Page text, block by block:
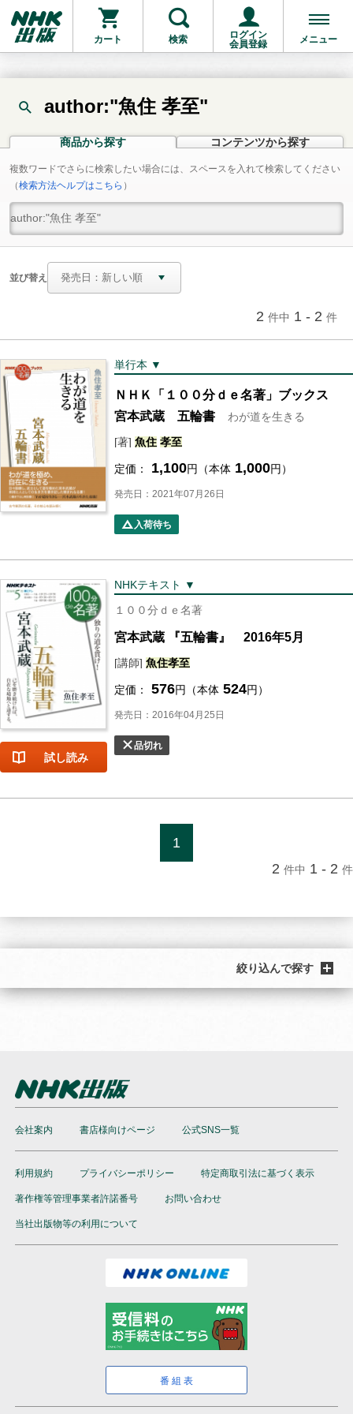
カート 検索
ログイン
会員登録
メニュー
author:"魚住 孝至"
商品から探す コンテンツから探す
複数ワードでさらに検索したい場合には、スペースを入れて検索してください
（検索方法ヘルプはこちら ）
並び替え
2 件中 1 - 2 件
単行本 ▼
ＮＨＫ「１００分ｄｅ名著」ブックス
宮本武蔵 五輪書
わが道を生きる
[著] 魚住 孝至
定価： 1,100円（本体 1,000円）
発売日：2021年07月26日
入荷待ち
試し読み
NHKテキスト ▼
１００分ｄｅ名著
宮本武蔵 『五輪書』 2016年5月
[講師] 魚住孝至
定価： 576円（本体 524円）
発売日：2016年04月25日
品切れ
1
2 件中 1 - 2 件
絞り込んで探す
会社案内 書店様向けページ 公式SNS一覧
利用規約 プライバシーポリシー 特定商取引法に基づく表示
著作権等管理事業者許諾番号 お問い合わせ
当社出版物等の利用について
番組表